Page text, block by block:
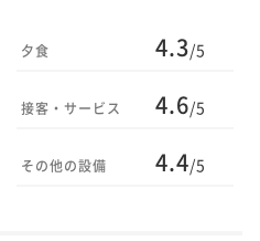
夕食 4.3/5
接客・サービス 4.6/5
その他の設備 4.4/5